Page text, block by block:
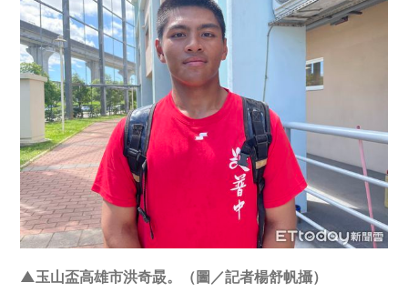
▲玉山盃高雄市洪奇晸。（圖／記者楊舒帆攝）